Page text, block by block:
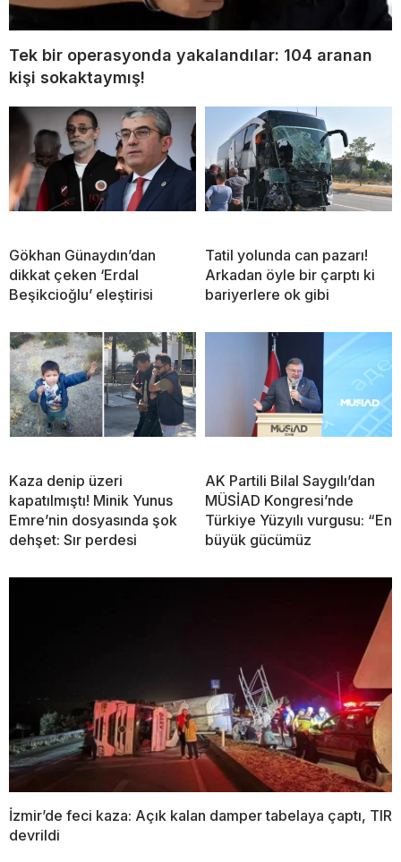
Tek bir operasyonda yakalandılar: 104 aranan
kişi sokaktaymış!
Gökhan Günaydın’dan
dikkat çeken ‘Erdal
Beşikcioğlu’ eleştirisi
Tatil yolunda can pazarı!
Arkadan öyle bir çarptı ki
bariyerlere ok gibi
Kaza denip üzeri
kapatılmıştı! Minik Yunus
Emre’nin dosyasında şok
dehşet: Sır perdesi
AK Partili Bilal Saygılı’dan
MÜSİAD Kongresi’nde
Türkiye Yüzyılı vurgusu: “En
büyük gücümüz
İzmir’de feci kaza: Açık kalan damper tabelaya çaptı, TIR
devrildi